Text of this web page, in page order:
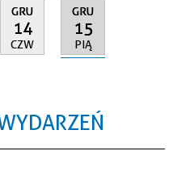
GRU
14
CZW
GRU
15
PIĄ